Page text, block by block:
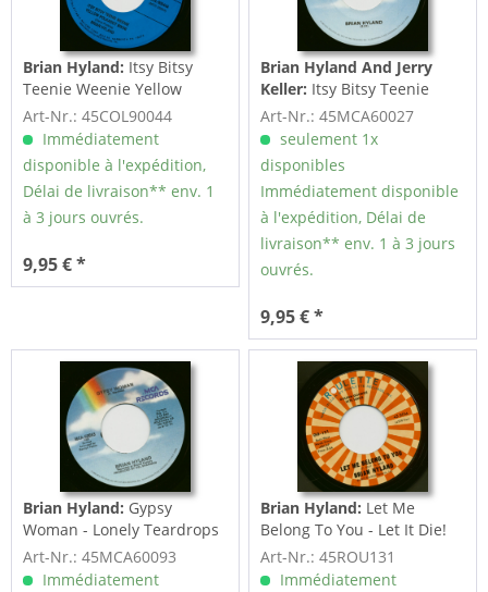
Brian Hyland: Itsy Bitsy
Teenie Weenie Yellow
Polkadot Bikini...
Art-Nr.: 45COL90044
Immédiatement
disponible à l'expédition,
Délai de livraison** env. 1
à 3 jours ouvrés.
9,95 € *
Brian Hyland And Jerry
Keller: Itsy Bitsy Teenie
Weenie Yellow Polkadot
Bikini...
Art-Nr.: 45MCA60027
seulement 1x
disponibles
Immédiatement disponible
à l'expédition, Délai de
livraison** env. 1 à 3 jours
ouvrés.
9,95 € *
Brian Hyland: Gypsy
Woman - Lonely Teardrops
(7inch, 45rpm)
Art-Nr.: 45MCA60093
Immédiatement
Brian Hyland: Let Me
Belong To You - Let It Die!
(7inch, 45rpm)
Art-Nr.: 45ROU131
Immédiatement